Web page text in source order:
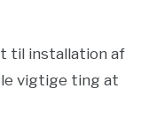
til installation af
vigtige ting at